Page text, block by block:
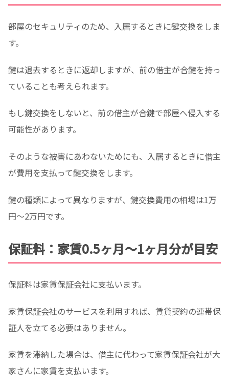
部屋のセキュリティのため、入居するときに鍵交換をしま
す。
鍵は退去するときに返却しますが、前の借主が合鍵を持っ
ていることも考えられます。
もし鍵交換をしないと、前の借主が合鍵で部屋へ侵入する
可能性があります。
そのような被害にあわないためにも、入居するときに借主
が費用を支払って鍵交換をします。
鍵の種類によって異なりますが、鍵交換費用の相場は1万
円〜2万円です。
保証料：家賃0.5ヶ月〜1ヶ月分が目安
保証料は家賃保証会社に支払います。
家賃保証会社のサービスを利用すれば、賃貸契約の連帯保
証人を立てる必要はありません。
家賃を滞納した場合は、借主に代わって家賃保証会社が大
家さんに家賃を支払います。